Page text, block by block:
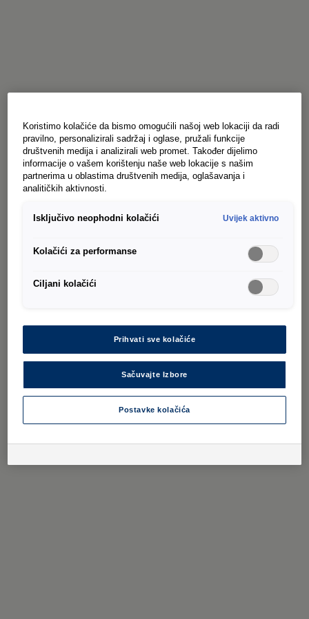
Koristimo kolačiće da bismo omogućili našoj web lokaciji da radi
pravilno, personalizirali sadržaj i oglase, pružali funkcije
društvenih medija i analizirali web promet. Također dijelimo
informacije o vašem korištenju naše web lokacije s našim
partnerima u oblastima društvenih medija, oglašavanja i
analitičkih aktivnosti.
Isključivo neophodni kolačići Uvijek aktivno
Kolačići za performanse
Ciljani kolačići
Prihvati sve kolačiće
Sačuvajte Izbore
Postavke kolačića